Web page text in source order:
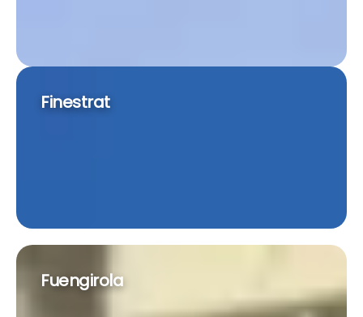
Finestrat
Fuengirola